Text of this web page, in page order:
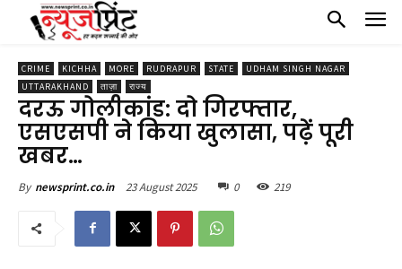
CRIME KICHHA MORE RUDRAPUR STATE
UDHAM SINGH NAGAR
UTTARAKHAND
ताज़ा राज्य
दरऊ गोलीकांड: दो गिरफ्तार,
एसएसपी ने किया खुलासा, पढ़ें पूरी
खबर…
By newsprint.co.in 23 August 2025 0 219